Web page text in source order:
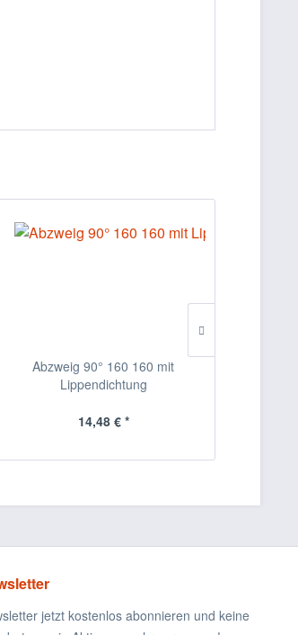
Abzweig 90° 160 160 mit
Lippendichtung
14,48 € *
jetzt kostenlos abonnieren und keine